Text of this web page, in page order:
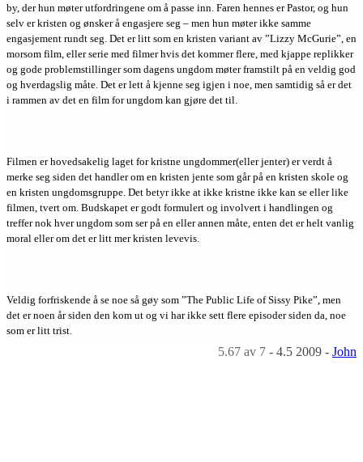
by, der hun møter utfordringene om å passe inn. Faren hennes er Pastor, og hun
selv er kristen og ønsker å engasjere seg – men hun møter ikke samme
engasjement rundt seg. Det er litt som en kristen variant av ”Lizzy McGurie”, en
morsom film, eller serie med filmer hvis det kommer flere, med kjappe replikker
og gode problemstillinger som dagens ungdom møter framstilt på en veldig god
og hverdagslig måte. Det er lett å kjenne seg igjen i noe, men samtidig så er det
i rammen av det en film for ungdom kan gjøre det til.
Filmen er hovedsakelig laget for kristne ungdommer(eller jenter) er verdt å
merke seg siden det handler om en kristen jente som går på en kristen skole og
en kristen ungdomsgruppe. Det betyr ikke at ikke kristne ikke kan se eller like
filmen, tvert om. Budskapet er godt formulert og involvert i handlingen og
treffer nok hver ungdom som ser på en eller annen måte, enten det er helt vanlig
moral eller om det er litt mer kristen levevis.
Veldig forfriskende å se noe så gøy som ”The Public Life of Sissy Pike”, men
det er noen år siden den kom ut og vi har ikke sett flere episoder siden da, noe
som er litt trist.
5.67 av 7 - 4.5 2009 - John